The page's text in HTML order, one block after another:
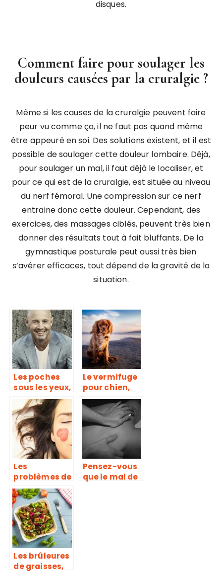
disques.
Comment faire pour soulager les
douleurs causées par la cruralgie ?
Même si les causes de la cruralgie peuvent faire
peur vu comme ça, il ne faut pas quand même
être appeuré en soi. Des solutions existent, et il est
possible de soulager cette douleur lombaire. Déjà,
pour soulager un mal, il faut déjà le localiser, et
pour ce qui est de la cruralgie, est située au niveau
du nerf fémoral. Une compression sur ce nerf
entraine donc cette douleur. Cependant, des
exercices, des massages ciblés, peuvent très bien
donner des résultats tout à fait bluffants. De la
gymnastique posturale peut aussi très bien
s’avérer efficaces, tout dépend de la gravité de la
situation.
Les poches
sous les yeux,
une maladie
due à un
accumaltion
de graisse et
manque de
sommeil
Le vermifuge
pour chien,
qu’est ce que
c’est ?
Les
problèmes de
peau ont
guide de
conseil
Pensez-vous
que le mal de
Les brûleures
de graisses,